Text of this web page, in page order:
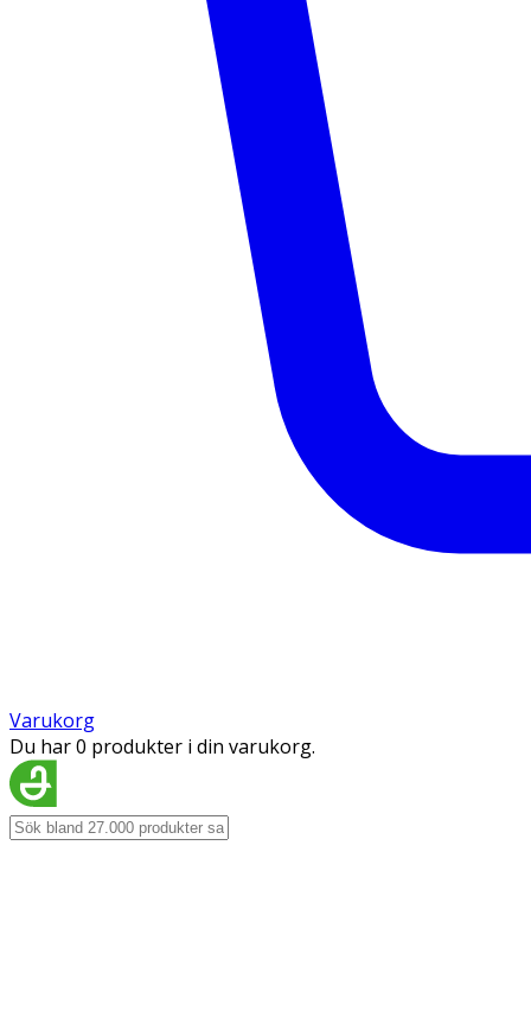
Varukorg
Du har 0 produkter i din varukorg.